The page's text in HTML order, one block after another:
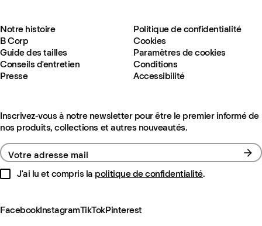
Notre histoire
B Corp
Guide des tailles
Conseils d'entretien
Presse
Politique de confidentialité
Cookies
Paramètres de cookies
Conditions
Accessibilité
Inscrivez-vous à notre newsletter pour être le premier informé de
nos produits, collections et autres nouveautés.
Votre adresse mail
J'ai lu et compris la politique de confidentialité.
FacebookInstagramTikTokPinterest